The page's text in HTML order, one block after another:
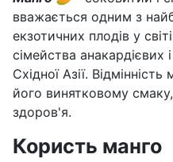
вважається одним з
екзотичних плодів у
сімейства анакардієвих
Східної Азії.
його винятковому
здоров'я.
Користь манго